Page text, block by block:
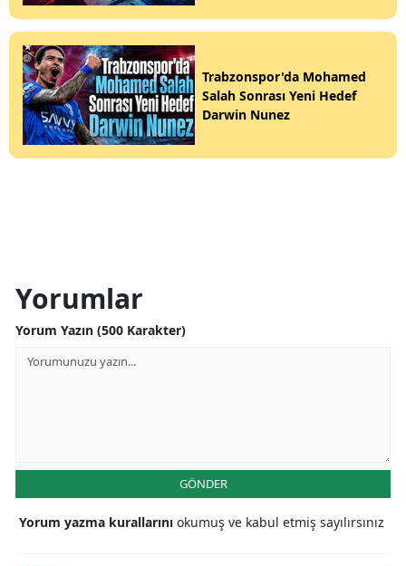
Trabzonspor'da Mohamed
Salah Sonrası Yeni Hedef
Darwin Nunez
Yorumlar
Yorum Yazın (500 Karakter)
GÖNDER
Yorum yazma kurallarını okumuş ve kabul etmiş sayılırsınız